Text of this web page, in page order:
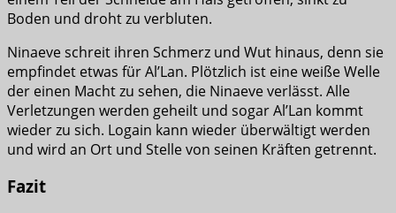
Boden und droht zu verbluten.
Ninaeve schreit ihren Schmerz und Wut hinaus, denn sie
empfindet etwas für Al’Lan. Plötzlich ist eine weiße Welle
der einen Macht zu sehen, die Ninaeve verlässt. Alle
Verletzungen werden geheilt und sogar Al’Lan kommt
wieder zu sich. Logain kann wieder überwältigt werden
und wird an Ort und Stelle von seinen Kräften getrennt.
Fazit